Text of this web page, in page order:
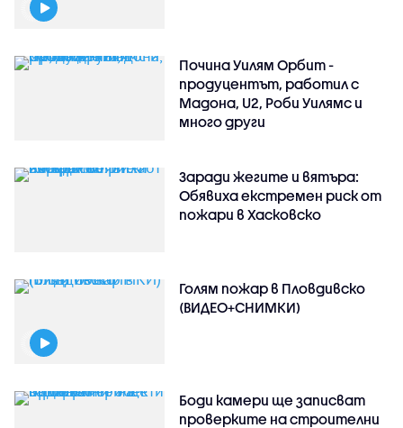
Почина Уилям Орбит -
продуцентът, работил с
Мадона, U2, Роби Уилямс и
много други
Заради жегите и вятъра:
Обявиха екстремен риск от
пожари в Хасковско
Голям пожар в Пловдивско
(ВИДЕО+СНИМКИ)
Боди камери ще записват
проверките на строителни